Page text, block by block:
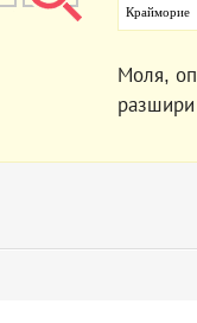
Крайморие
Моля,
разшири